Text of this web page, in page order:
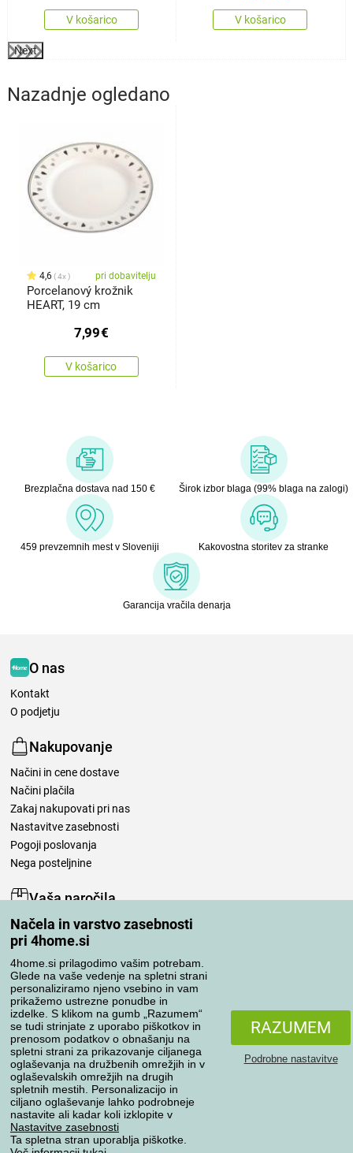
Načela in varstvo zasebnosti
pri 4home.si
4home.si prilagodimo vašim potrebam.
Glede na vaše vedenje na spletni strani
personaliziramo njeno vsebino in vam
prikažemo ustrezne ponudbe in
izdelke. S klikom na gumb „Razumem“
se tudi strinjate z uporabo piškotkov in
prenosom podatkov o obnašanju na
spletni strani za prikazovanje ciljanega
oglaševanja na družbenih omrežjih in v
oglaševalskih omrežjih na drugih
spletnih mestih. Personalizacijo in
ciljano oglaševanje lahko podrobneje
nastavite ali kadar koli izklopite v
Nastavitve zasebnosti
Ta spletna stran uporablja piškotke.
RAZUMEM
Podrobne nastavitve
V košarico V košarico
Next
Nazadnje ogledano
4,6 4x pri dobavitelju
Porcelanový krožnik
HEART, 19 cm
7,99€
V košarico
Brezplačna dostava nad 150 € Širok izbor blaga (99% blaga na zalogi)
459 prevzemnih mest v Sloveniji Kakovostna storitev za stranke
Garancija vračila denarja
O nas
Kontakt
O podjetju
Nakupovanje
Načini in cene dostave
Načini plačila
Zakaj nakupovati pri nas
Nastavitve zasebnosti
Pogoji poslovanja
Nega posteljnine
Vaša naročila
Moj račun
Pregled naročil
Reklamacija
Odstop od kupoprodajne pogodbe
Pravila obdelave ocen
Načini prevoza
Načini plačila
Zanesljiva trgovina